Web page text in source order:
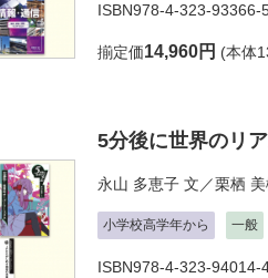
ISBN978-4-323-93366-
揃定価14,960円 (本体
5分後に世界のリ
永山 多恵子 文／栗栖
小学校高学年から 一般
ISBN978-4-323-94014-